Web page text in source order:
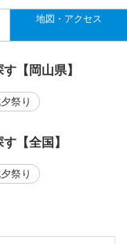
地図・アクセス
【岡山県】
祭り
【全国】
祭り